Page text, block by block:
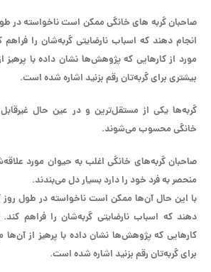
صاحبان گربه‌ های خانگی ممکن است ناخواسته در
مورد از کار‌هایی که پژوهش‌ها نشان داده با پرهیز
بیشتری برای گربه‌تان رقم بزنید اشاره شده است.
گربه‌ها یکی از مستقل‌ترین و در عین حال
خانگی محسوب می‌شوند.
صاحبان گربه‌های خانگی اغلب به حیوان مورد
منحصر به فرد خود را دارد بسیار دل می‌بندند.
با این حال آن‌ها ممکن است ناخواسته در طول روز
کار‌هایی که پژوهش‌ها نشان داده با پرهیز از
برای گربه‌تان رقم بزنید اشاره شده است.